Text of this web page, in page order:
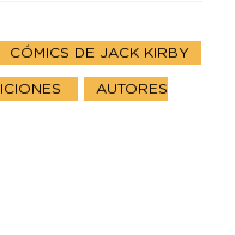
CÓMICS DE JACK KIRBY
AUTORES